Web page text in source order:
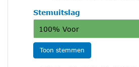
Stemuitslag
100% Voor
Toon stemmen